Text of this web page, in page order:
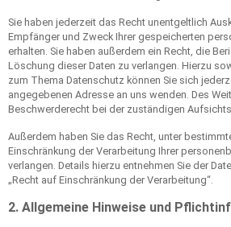
Sie haben jederzeit das Recht unentgeltlich
Empfänger und Zweck Ihrer gespeicherten
erhalten. Sie haben außerdem ein Recht, die
Löschung dieser Daten zu verlangen. Hierzu
zum Thema Datenschutz können Sie sich
angegebenen Adresse an uns wenden. Des
Beschwerderecht bei der zuständigen
Außerdem haben Sie das Recht, unter
Einschränkung der Verarbeitung Ihrer
verlangen. Details hierzu entnehmen Sie der
„Recht auf Einschränkung der Verarbeitung“.
2. Allgemeine Hinweise und